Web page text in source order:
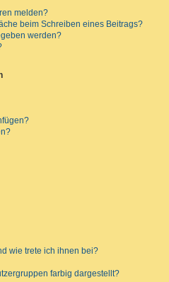
melden?
beim Schreiben eines Beitrags?
werden?
wie trete ich ihnen bei?
farbig dargestellt?